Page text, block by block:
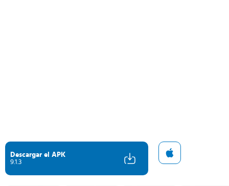
Descargar el APK
9.1.3